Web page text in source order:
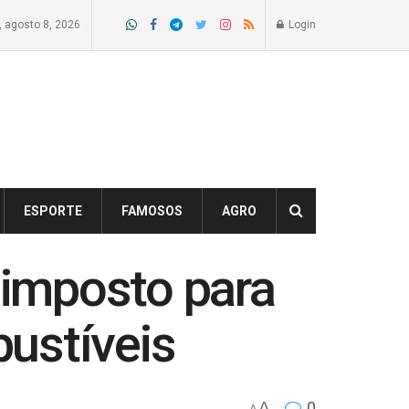
agosto 8, 2026 Login
ESPORTE FAMOSOS AGRO
para